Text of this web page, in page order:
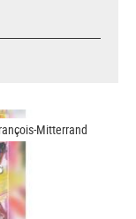
Mitterrand